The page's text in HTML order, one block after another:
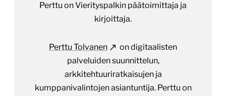
Perttu on Vierityspalkin päätoimittaja ja
kirjoittaja.
Perttu Tolvanen
on digitaalisten
palveluiden suunnittelun,
arkkitehtuuriratkaisujen ja
kumppanivalintojen asiantuntija. Perttu on